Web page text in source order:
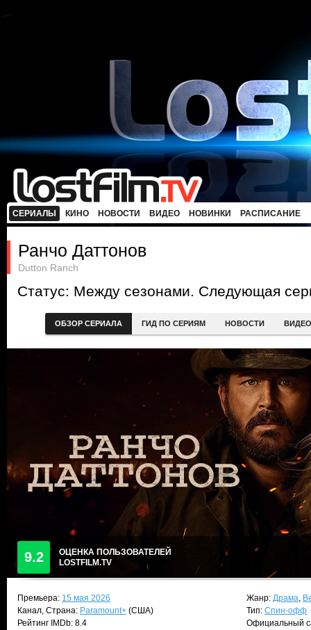
СЕРИАЛЫ КИНО НОВОСТИ ВИДЕО НОВИНКИ РАСПИСАНИЕ
Ранчо Даттонов
Dutton Ranch
Статус: Между сезонами. Следующая
ОБЗОР СЕРИАЛА ГИД ПО СЕРИЯМ НОВОСТИ ВИДЕО
9.2
ОЦЕНКА ПОЛЬЗОВАТЕЛЕЙ
LOSTFILM.TV
Премьера: 15 мая 2026
Канал, Страна: Paramount+ (США)
Рейтинг IMDb: 8.4
Жанр: Драма,
Тип: Спин-офф
Официальный